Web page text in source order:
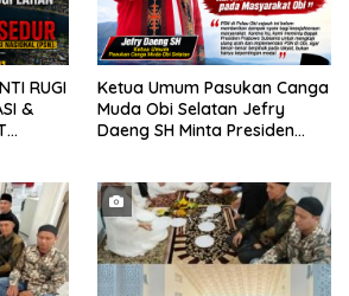
RUGI
&
Ketua Umum Pasukan Canga
Muda Obi Selatan Jefry
Daeng SH Minta Presiden
Berdampak, Cabut Saja”